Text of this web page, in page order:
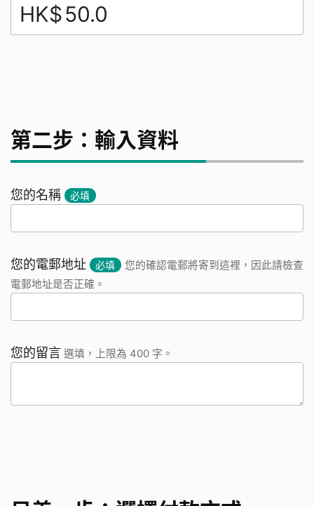
HK$
第二步：輸入資料
您的名稱 必填
您的電郵地址 必填
您的確認電郵將寄到這裡，因此請檢查
電郵地址是否正確。
您的留言 選填，上限為 400 字。